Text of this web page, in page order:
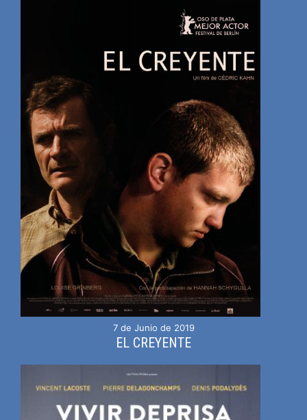
7 de Junio de 2019
EL CREYENTE